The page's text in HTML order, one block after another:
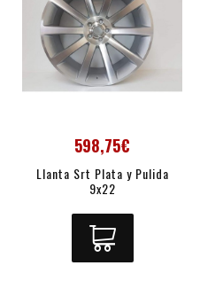
598,75€
Llanta Srt Plata y Pulida
9x22